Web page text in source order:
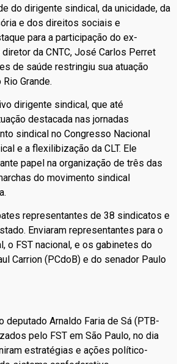
do dirigente sindical, da unicidade, da
e dos direitos sociais e
para a participação do ex-
da CNTC, José Carlos Perret
de saúde restringiu sua atuação
Grande.
dirigente sindical, que até
destacada nas jornadas
sindical no Congresso Nacional
e a flexilibização da CLT. Ele
papel na organização de três das
do movimento sindical
representantes de 38 sindicatos e
Enviaram representantes para o
o FST nacional, e os gabinetes do
Carrion (PCdoB) e do senador Paulo
deputado Arnaldo Faria de Sá (PTB-
pelo FST em São Paulo, no dia
estratégias e ações político-